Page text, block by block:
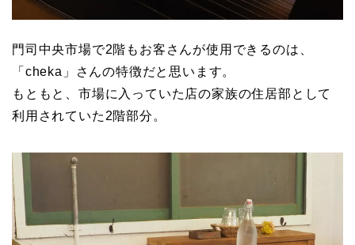
門司中央市場で2階もお客さんが使用できるのは、
「cheka」さんの特徴だと思います。
もともと、市場に入っていた店の家族の住居部として
利用されていた2階部分。